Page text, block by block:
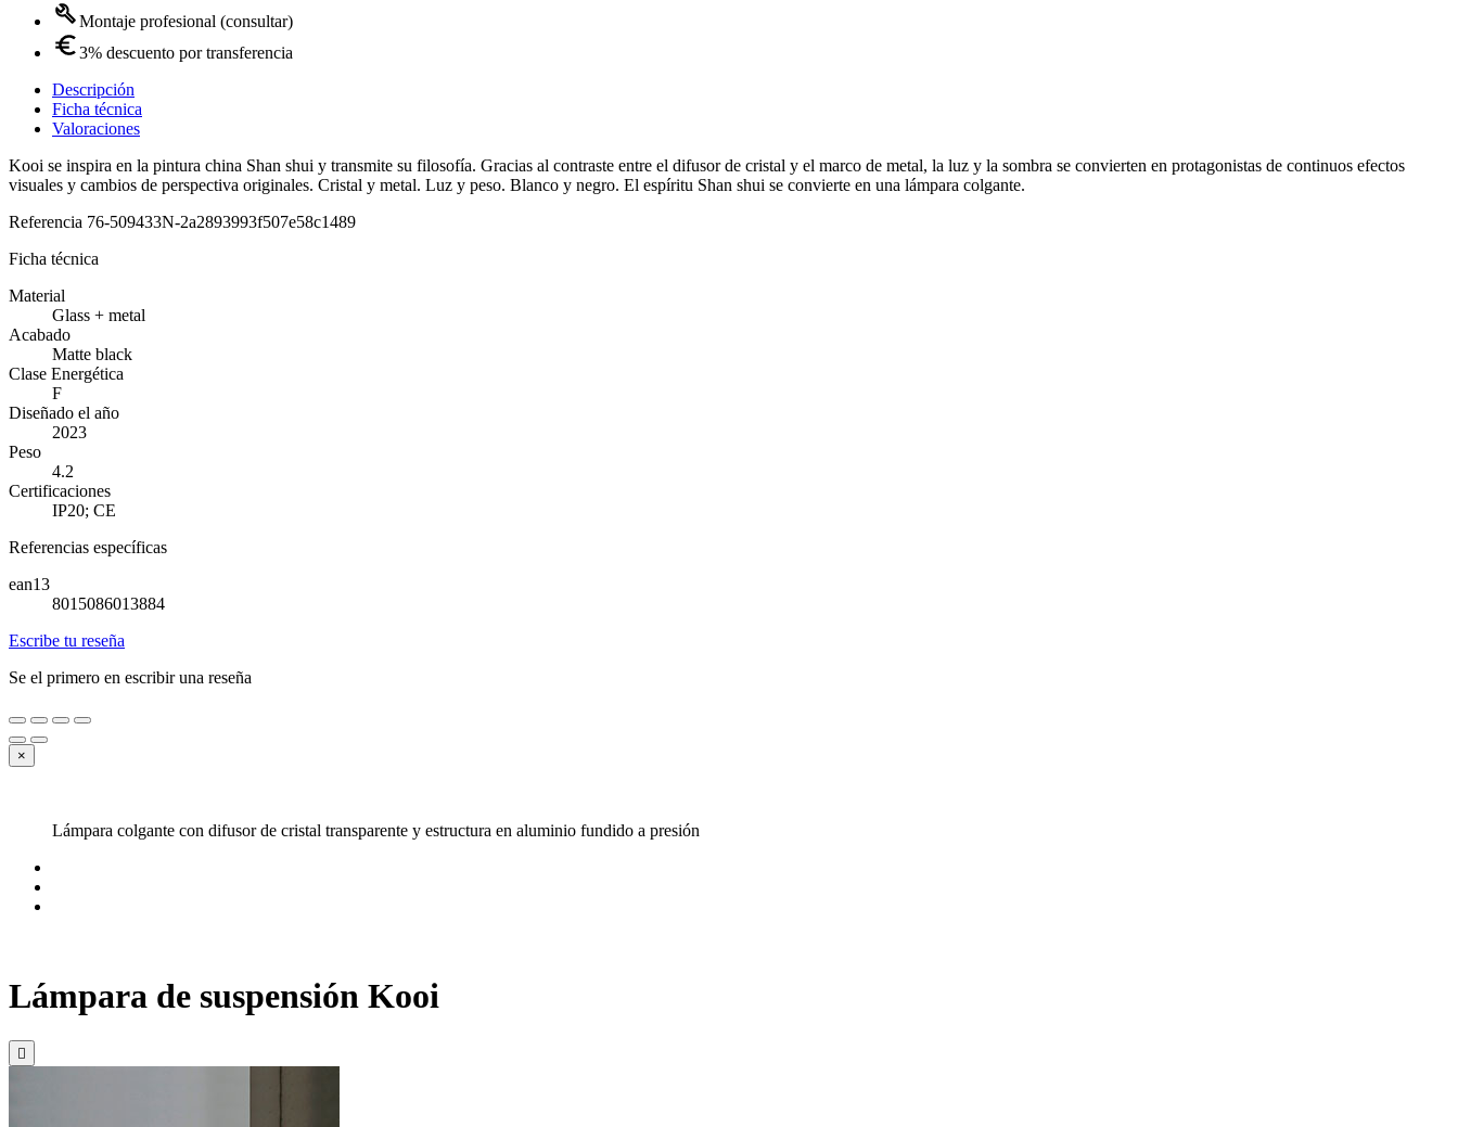
Montaje profesional (consultar)
3% descuento por transferencia
Descripción
Ficha técnica
Valoraciones
Kooi se inspira en la pintura china Shan shui y transmite su filosofía. Gracias al contraste entre el difusor de cristal y el marco de metal, la luz y la sombra se convierten en protagonistas de continuos efectos
visuales y cambios de perspectiva originales. Cristal y metal. Luz y peso. Blanco y negro. El espíritu Shan shui se convierte en una lámpara colgante.
Referencia 76-509433N-2a2893993f507e58c1489
Ficha técnica
Material
Glass + metal
Acabado
Matte black
Clase Energética
F
Diseñado el año
2023
Peso
4.2
Certificaciones
IP20; CE
Referencias específicas
ean13
8015086013884
Escribe tu reseña
Se el primero en escribir una reseña
×
Lámpara colgante con difusor de cristal transparente y estructura en aluminio fundido a presión
Lámpara de suspensión Kooi
